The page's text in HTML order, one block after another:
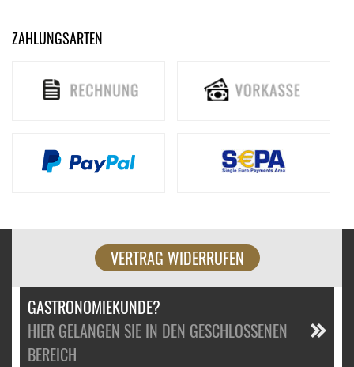
ZAHLUNGSARTEN
VERTRAG WIDERRUFEN
GASTRONOMIEKUNDE?
HIER GELANGEN SIE IN DEN GESCHLOSSENEN
BEREICH